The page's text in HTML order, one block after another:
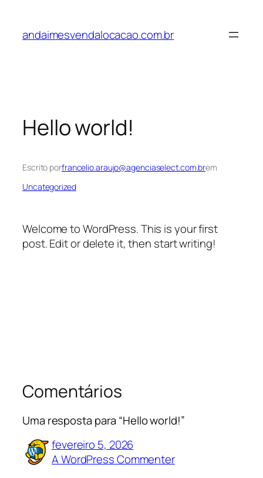
andaimesvendalocacao.com.br
Hello world!
Escrito porfrancelio.araujo@agenciaselect.com.brem
Uncategorized
Welcome to WordPress. This is your first
post. Edit or delete it, then start writing!
Comentários
Uma resposta para “Hello world!”
fevereiro 5, 2026
A WordPress Commenter